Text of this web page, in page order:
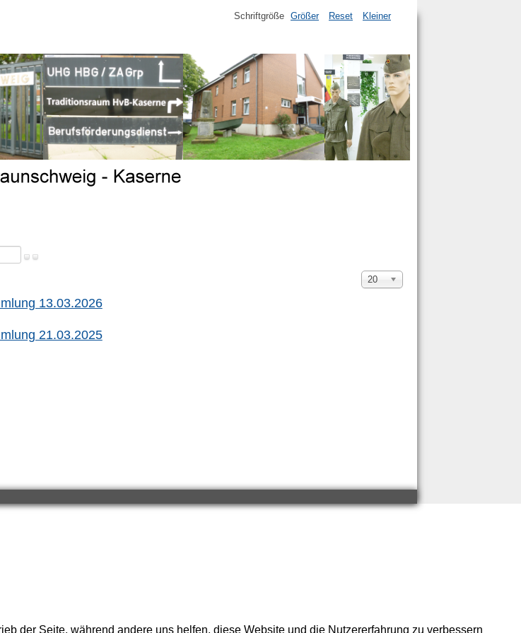
Schriftgröße Größer Reset Kleiner
Anzeige
20
13.03.2026
21.03.2025
der Seite, während andere uns helfen, diese Website und die Nutzererfahrung zu verbessern